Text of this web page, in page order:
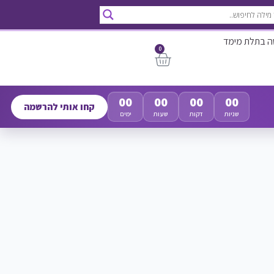
בתלת מימד
0
00
ימים
00
שעות
00
דקות
00
שניות
קחו אותי להרשמה